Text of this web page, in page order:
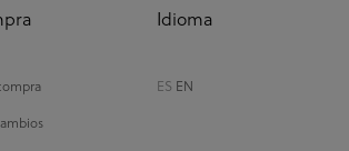
Idioma
ES EN